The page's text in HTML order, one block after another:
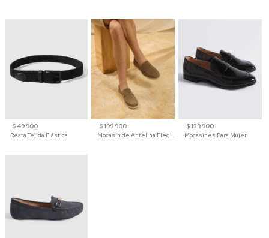
$ 49.900
Reata Tejida Elástica
$ 199.900
Mocasín de Antelina Elegante con Suela de Contraste Para Hombre
$ 139.900
Mocasines Para Mujer